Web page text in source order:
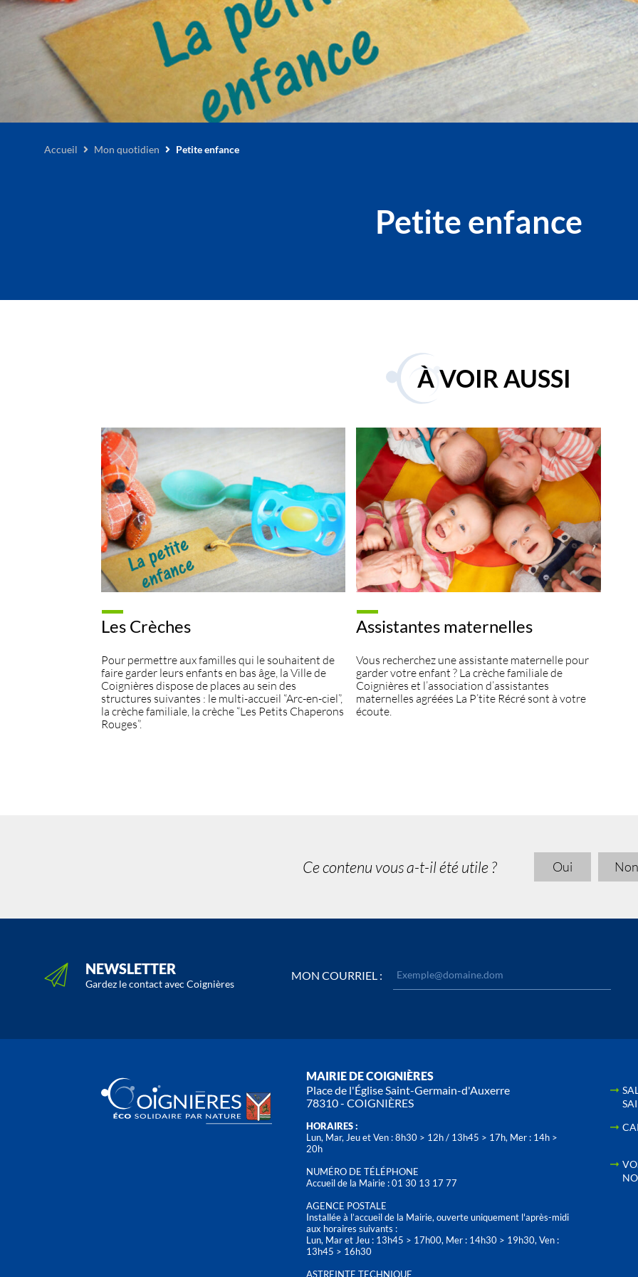
Accueil Mon quotidien Petite enfance
Petite enfance
À VOIR AUSSI
Les Crèches
Pour permettre aux familles qui le souhaitent de
faire garder leurs enfants en bas âge, la Ville de
Coignières dispose de places au sein des
structures suivantes : le multi-accueil “Arc-en-ciel”,
la crèche familiale, la crèche “Les Petits Chaperons
Rouges”.
Assistantes maternelles
Vous recherchez une assistante maternelle pour
garder votre enfant ? La crèche familiale de
Coignières et l’association d’assistantes
maternelles agréées La P’tite Récré sont à votre
écoute.
Ce contenu vous a-t-il été utile ? Oui Non
NEWSLETTER
Gardez le contact avec Coignières
MON COURRIEL :
MAIRIE DE COIGNIÈRES
Place de l'Église Saint-Germain-d'Auxerre
78310 - COIGNIÈRES
HORAIRES :
Lun, Mar, Jeu et Ven : 8h30 > 12h / 13h45 > 17h, Mer : 14h >
20h
NUMÉRO DE TÉLÉPHONE
Accueil de la Mairie : 01 30 13 17 77
AGENCE POSTALE
Installée à l’accueil de la Mairie, ouverte uniquement l'après-midi
aux horaires suivants :
Lun, Mar et Jeu : 13h45 > 17h00, Mer : 14h30 > 19h30, Ven :
13h45 > 16h30
ASTREINTE TECHNIQUE